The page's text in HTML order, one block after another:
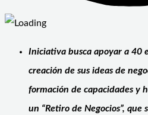
Iniciativa busca apoyar a 40
creación de sus ideas de
formación de capacidades y
un “Retiro de Negocios”,